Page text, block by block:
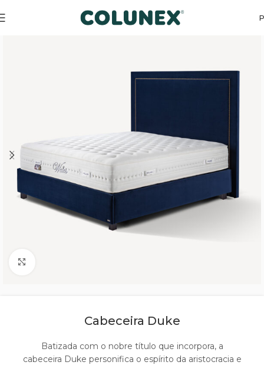
Cabeceira Duke
Batizada com o nobre título que incorpora, a
cabeceira Duke personifica o espírito da aristocracia e